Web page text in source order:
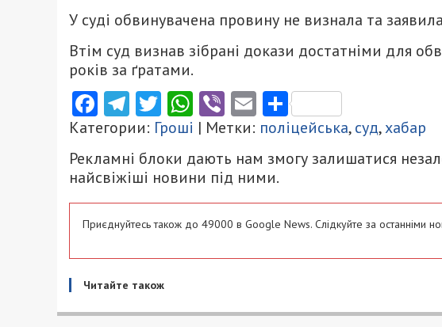
У суді обвинувачена провину не визнала та
Втім суд визнав зібрані докази достатніми для
років за ґратами.
Facebook
Telegram
Twitter
WhatsApp
ViberEmailПоділитися
Категории: Гроші | Метки: поліцейська,суд,хабар
Рекламні блоки дають нам змогу залишатися
найсвіжіші новини під ними.
Приєднуйтесь також до 49000 в Google News. Слідкуйте за останніми
Читайте також